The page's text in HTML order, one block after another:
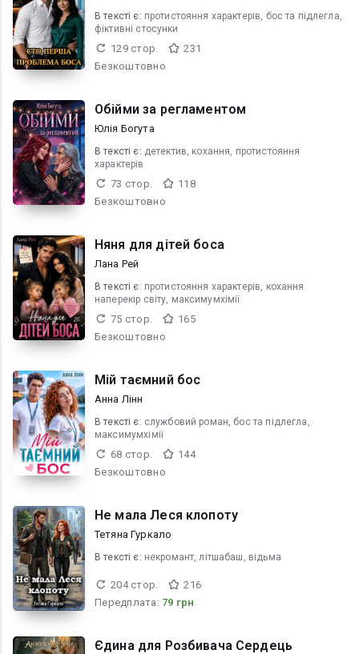
В текcті є: протистояння характерів, бос та підлегла,
фіктивні стосунки
129 стор.
231
Безкоштовно
Обійми за регламентом
Юлія Богута
В текcті є: детектив, кохання, протистояння
характерів
73 стор.
118
Безкоштовно
Няня для дітей боса
Лана Рей
В текcті є: протистояння характерів, кохання
наперекір світу, максимумхімії
75 стор.
165
Безкоштовно
Мій таємний бос
Анна Лінн
В текcті є: службовий роман, бос та підлегла,
максимумхімії
68 стор.
144
Безкоштовно
Не мала Леся клопоту
Тетяна Гуркало
В текcті є: некромант, літшабаш, відьма
204 стор.
216
Передплата: 79 грн
Єдина для Розбивача Сердець